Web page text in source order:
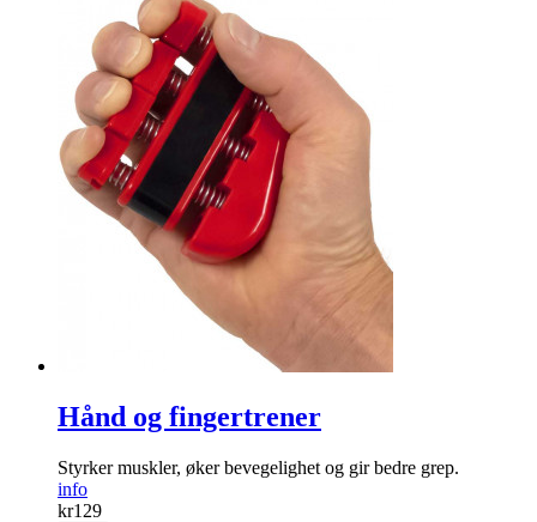
Hånd og fingertrener
Styrker muskler, øker bevegelighet og gir bedre grep.
info
kr129